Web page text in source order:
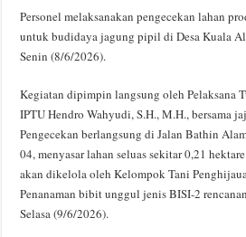
Personel melaksanakan pengecekan lahan
untuk budidaya jagung pipil di Desa Kuala
Senin (8/6/2026).
Kegiatan dipimpin langsung oleh Pelaksana
IPTU Hendro Wahyudi, S.H., M.H., bersama
Pengecekan berlangsung di Jalan Bathin
04, menyasar lahan seluas sekitar 0,21
akan dikelola oleh Kelompok Tani
Penanaman bibit unggul jenis BISI-2
Selasa (9/6/2026).